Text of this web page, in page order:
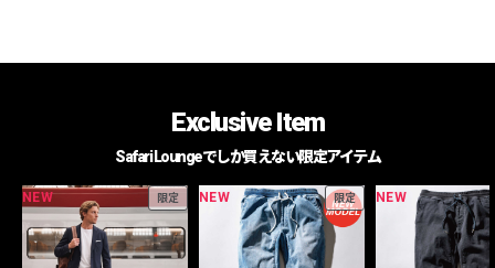
Exclusive Item
Safari Loungeでしか買えない限定アイテム
NEW 限定 NEW 限定 NEW